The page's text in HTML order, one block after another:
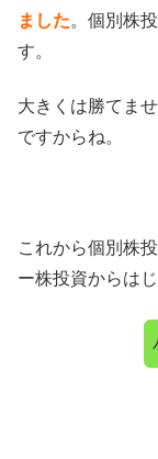
ました。個別株
す。
大きくは勝てま
ですからね。
これから個別株
ー株投資からは